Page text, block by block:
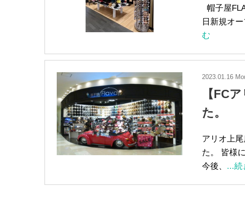
帽子屋
日新規オ
む
2023.01.16
【FC
た。
アリオ上
た。 皆様
今後、 ...続